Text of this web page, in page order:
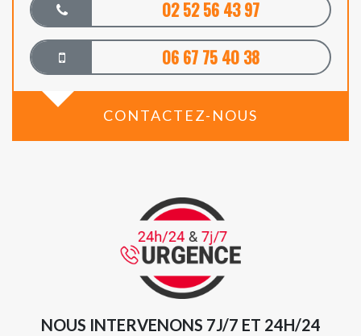
02 52 56 43 97
06 67 75 40 38
CONTACTEZ-NOUS
NOUS INTERVENONS 7J/7 ET 24H/24